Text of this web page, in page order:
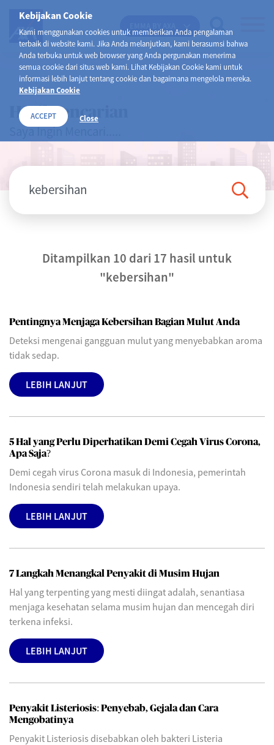
Kebijakan Cookie
Kami menggunakan cookies untuk memberikan Anda pengalaman
terbaik di website kami. Jika Anda melanjutkan, kami berasumsi bahwa
Anda terbuka untuk web browser yang Anda pergunakan menerima
semua cookie dari situs web kami. Lihat Kebijakan Cookie kami untuk
informasi lebih lanjut tentang cookie dan bagaimana mengelola mereka.
Kebijakan Cookie
ACCEPT Close
Hasil Pencarian
Saya Ingin Mencari.....
Ditampilkan 10 dari 17 hasil untuk
"kebersihan"
Pentingnya Menjaga Kebersihan Bagian Mulut Anda
Deteksi mengenai gangguan mulut yang menyebabkan aroma
tidak sedap.
LEBIH LANJUT
5 Hal yang Perlu Diperhatikan Demi Cegah Virus Corona,
Apa Saja?
Demi cegah virus Corona masuk di Indonesia, pemerintah
Indonesia sendiri telah melakukan upaya.
LEBIH LANJUT
7 Langkah Menangkal Penyakit di Musim Hujan
Hal yang terpenting yang mesti diingat adalah, senantiasa
menjaga kesehatan selama musim hujan dan mencegah diri
terkena infeksi.
LEBIH LANJUT
Penyakit Listeriosis: Penyebab, Gejala dan Cara
Mengobatinya
Penyakit Listeriosis disebabkan oleh bakteri Listeria